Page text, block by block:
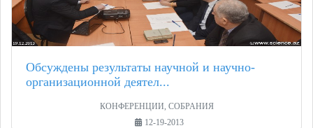
Обсуждены результаты научной и научно-
организационной деятел...
КОНФЕРЕНЦИИ, СОБРАНИЯ
12-19-2013